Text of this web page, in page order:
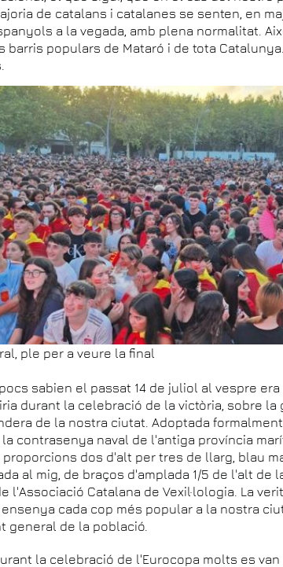
de catalans i catalanes se senten, en
a la vegada, amb plena normalitat.
barris populars de Mataró i de tota
ple per a veure la final
sabien el passat 14 de juliol al vespre
durant la celebració de la victòria, sobre la
de la nostra ciutat. Adoptada
contrasenya naval de l'antiga província
proporcions dos d'alt per tres de llarg, blau
al mig, de braços d'amplada 1/5 de l'alt de
l'Associació Catalana de Vexil·lologia. La
cada cop més popular a la nostra
general de la població.
la celebració de l'Eurocopa molts es